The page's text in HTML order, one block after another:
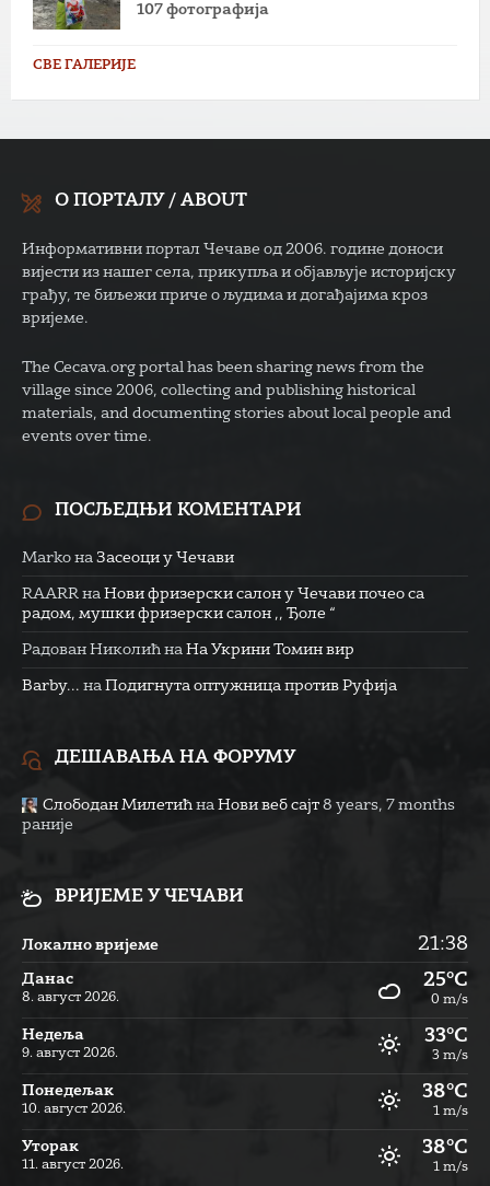
107 фотографија
СВЕ ГАЛЕРИЈЕ
О ПОРТАЛУ / ABOUT
Информативни портал Чечаве од 2006. године доноси
вијести из нашег села, прикупља и објављује историјску
грађу, те биљежи приче о људима и догађајима кроз
вријеме.
The Cecava.org portal has been sharing news from the
village since 2006, collecting and publishing historical
materials, and documenting stories about local people and
events over time.
ПОСЉЕДЊИ КОМЕНТАРИ
Marko на Засеоци у Чечави
RAARR на Нови фризерски салон у Чечави почео са
радом, мушки фризерски салон ,, Ђоле “
Радован Николић на На Укрини Томин вир
Barby... на Подигнута оптужница против Руфија
ДЕШАВАЊА НА ФОРУМУ
Слободан Милетић на Нови веб сајт 8 years, 7 months
раније
ВРИЈЕМЕ У ЧЕЧАВИ
Локално вријеме 21:38
Данас
8. август 2026.
25°C
0 m/s
Недеља
9. август 2026.
33°C
3 m/s
Понедељак
10. август 2026.
38°C
1 m/s
Уторак
11. август 2026.
38°C
1 m/s